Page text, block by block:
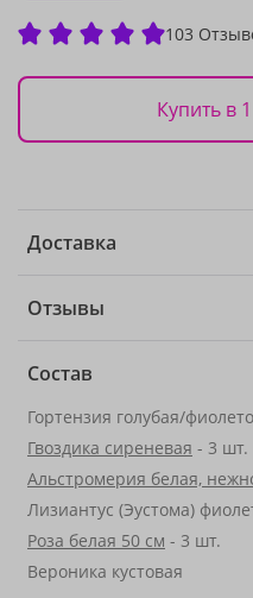
103
Купить в
Доставка
Отзывы
Состав
Гортензия голубая/
Гвоздика сиреневая - 3 шт.
Альстромерия белая,
Лизиантус (Эустома)
Роза белая 50 см - 3 шт.
Вероника кустовая